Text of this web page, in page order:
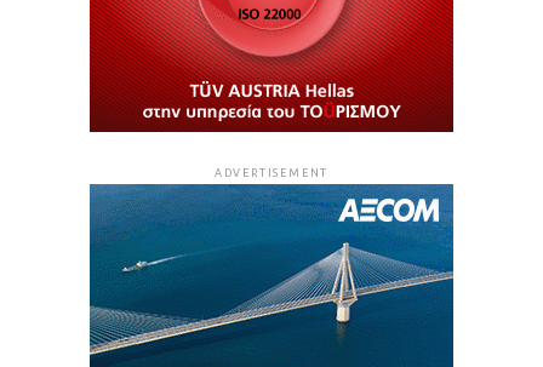
ADVERTISEMENT